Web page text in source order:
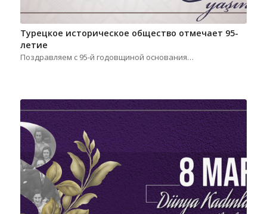
Турецкое историческое общество отмечает 95-
летие
Поздравляем с 95-й годовщиной основания…